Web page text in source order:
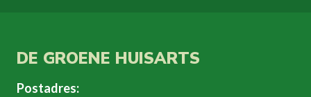
DE GROENE HUISARTS
Postadres: